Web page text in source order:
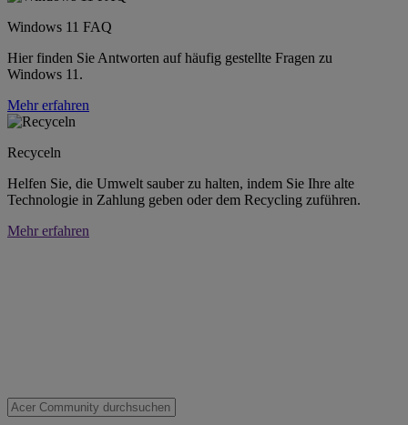
Windows 11 FAQ
Hier finden Sie Antworten auf häufig gestellte Fragen zu
Windows 11.
Mehr erfahren
Recyceln
Helfen Sie, die Umwelt sauber zu halten, indem Sie Ihre alte
Technologie in Zahlung geben oder dem Recycling zuführen.
Mehr erfahren